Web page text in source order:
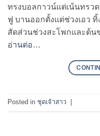
ทรงบอลกาวน์แต่เน้นทรว
ฟู บานออกตั้งแต่ช่วงเอว
สัดส่วนช่วงสะโพกและต้น
อ่านต่อ…
Posted in ชุดเจ้าสาว